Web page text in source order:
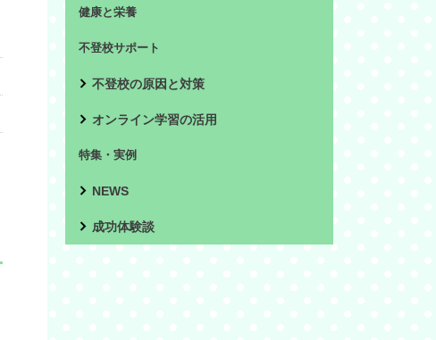
健康と栄養
不登校サポート
不登校の原因と対策
オンライン学習の活用
特集・実例
NEWS
成功体験談